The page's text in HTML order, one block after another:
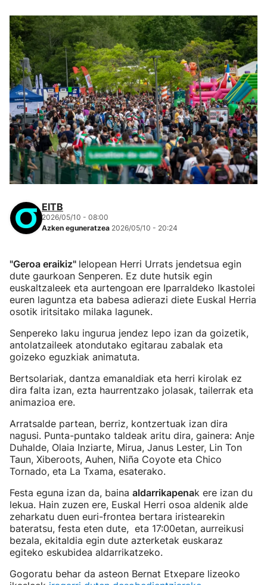
EITB
2026/05/10 - 08:00
Azken eguneratzea 2026/05/10 - 20:24
"Geroa eraikiz" lelopean Herri Urrats jendetsua egin
dute gaurkoan Senperen. Ez dute hutsik egin
euskaltzaleek eta aurtengoan ere Iparraldeko Ikastolei
euren laguntza eta babesa adierazi diete Euskal Herria
osotik iritsitako milaka lagunek.
Senpereko laku ingurua jendez lepo izan da goizetik,
antolatzaileek atondutako egitarau zabalak eta
goizeko eguzkiak animatuta.
Bertsolariak, dantza emanaldiak eta herri kirolak ez
dira falta izan, ezta haurrentzako jolasak, tailerrak eta
animazioa ere.
Arratsalde partean, berriz, kontzertuak izan dira
nagusi. Punta-puntako taldeak aritu dira, gainera: Anje
Duhalde, Olaia Inziarte, Mirua, Janus Lester, Lin Ton
Taun, Xiberoots, Auhen, Niña Coyote eta Chico
Tornado, eta La Txama, esaterako.
Festa eguna izan da, baina aldarrikapenak ere izan du
lekua. Hain zuzen ere, Euskal Herri osoa aldenik alde
zeharkatu duen euri-frontea bertara iristearekin
bateratsu, festa eten dute, eta 17:00etan, aurreikusi
bezala, ekitaldia egin dute azterketak euskaraz
egiteko eskubidea aldarrikatzeko.
Gogoratu behar da asteon Bernat Etxepare lizeoko